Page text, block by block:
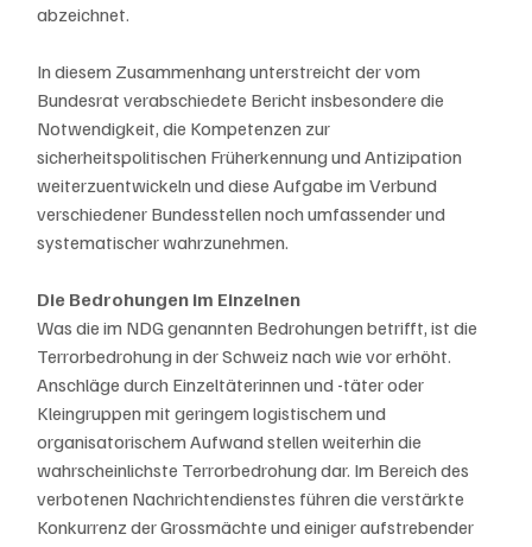
abzeichnet.
In diesem Zusammenhang unterstreicht der vom
Bundesrat verabschiedete Bericht insbesondere die
Notwendigkeit, die Kompetenzen zur
sicherheitspolitischen Früherkennung und Antizipation
weiterzuentwickeln und diese Aufgabe im Verbund
verschiedener Bundesstellen noch umfassender und
systematischer wahrzunehmen.
Die Bedrohungen im Einzelnen
Was die im NDG genannten Bedrohungen betrifft, ist die
Terrorbedrohung in der Schweiz nach wie vor erhöht.
Anschläge durch Einzeltäterinnen und -täter oder
Kleingruppen mit geringem logistischem und
organisatorischem Aufwand stellen weiterhin die
wahrscheinlichste Terrorbedrohung dar. Im Bereich des
verbotenen Nachrichtendienstes führen die verstärkte
Konkurrenz der Grossmächte und einiger aufstrebender